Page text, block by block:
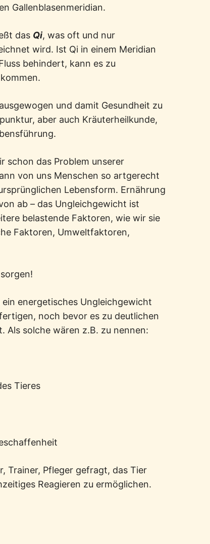
Gallenblasenmeridian.
das Qi, was oft und nur
wird. Ist Qi in einem Meridian
behindert, kann es zu
und damit Gesundheit zu
aber auch Kräuterheilkunde,
schon das Problem unserer
von uns Menschen so artgerecht
Lebensform. Ernährung
ab – das Ungleichgewicht ist
belastende Faktoren, wie wir sie
Faktoren, Umweltfaktoren,
energetisches Ungleichgewicht
noch bevor es zu deutlichen
Als solche wären z.B. zu nennen:
Tieres
Trainer, Pfleger gefragt, das Tier
Reagieren zu ermöglichen.